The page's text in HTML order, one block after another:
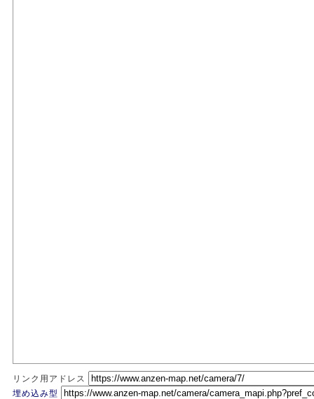
リンク用アドレス
埋め込み型